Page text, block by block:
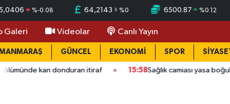
%-0.08 64,2143 %0 6500.87 %0.12
Galeri Videolar Canlı Yayın
GÜNCEL EKONOMİ SPOR
donduran itiraf 15:58 Sağlık camiası yasa boğuldu: